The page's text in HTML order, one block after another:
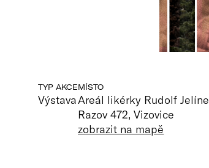
TYP AKCE
Výstava
MÍSTO
Areál likérky Rudolf
Razov 472, Vizovice
zobrazit na mapě